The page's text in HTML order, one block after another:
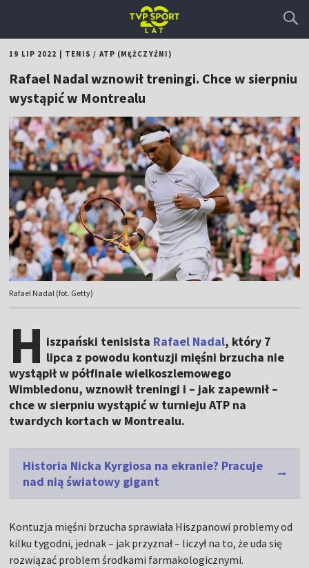
19 LIP 2022 TENIS / ATP (MĘŻCZYŹNI)
Rafael Nadal wznowił treningi. Chce w sierpniu
wystąpić w Montrealu
Rafael Nadal (fot. Getty)
H iszpański tenisista Rafael Nadal, który 7
lipca z powodu kontuzji mięśni brzucha nie
wystąpił w półfinale wielkoszlemowego
Wimbledonu, wznowił treningi i – jak zapewnił –
chce w sierpniu wystąpić w turnieju ATP na
twardych kortach w Montrealu.
Historia Nicka Kyrgiosa na ekranie? Pracuje
nad nią światowy gigant
Kontuzja mięśni brzucha sprawiała Hiszpanowi problemy od
kilku tygodni, jednak – jak przyznał – liczył na to, że uda się
rozwiązać problem środkami farmakologicznymi.